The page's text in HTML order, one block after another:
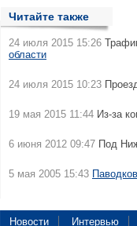
Читайте также
24 июля 2015 15:26
области
24 июля 2015 10:23
19 мая 2015 11:44 Из-за
6 июня 2012 09:47 Под
5 мая 2005 15:43
Новости Интервью